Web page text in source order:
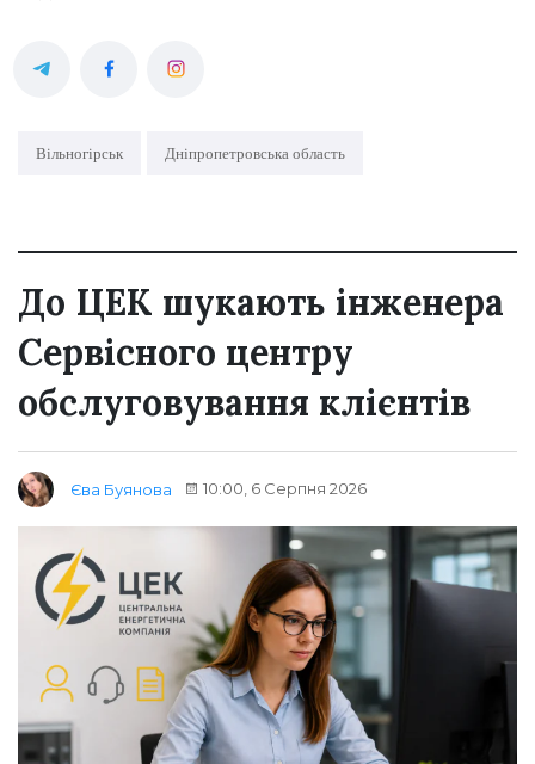
Вільногірськ Дніпропетровська область
До ЦЕК шукають інженера
Сервісного центру
обслуговування клієнтів
Єва Буянова 10:00, 6 Серпня 2026